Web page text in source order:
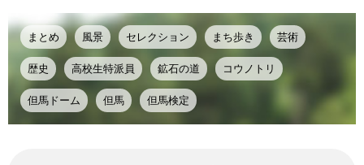
まとめ 風景 セレクション まち歩き 芸術
歴史 高校生特派員 鉱石の道 コウノトリ
但馬ドーム 但馬 但馬検定